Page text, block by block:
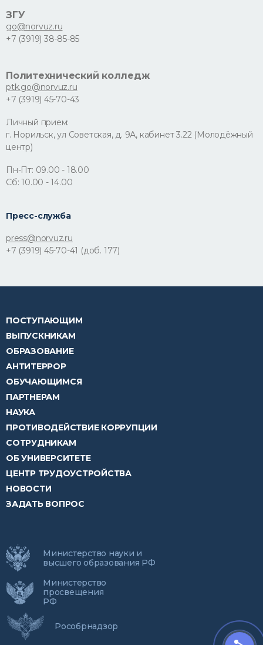
ЗГУ
go@norvuz.ru
+7 (3919) 38-85-85
Политехнический колледж
ptk.go@norvuz.ru
+7 (3919) 45-70-43
Личный прием:
г. Норильск, ул Советская, д. 9А, кабинет 3.22 (Молодёжный
центр)
Пн-Пт: 09.00 - 18.00
Сб: 10.00 - 14.00
Пресс-служба
press@norvuz.ru
+7 (3919) 45-70-41 (доб. 177)
ПОСТУПАЮЩИМ
ВЫПУСКНИКАМ
ОБРАЗОВАНИЕ
АНТИТЕРРОР
ОБУЧАЮЩИМСЯ
ПАРТНЕРАМ
НАУКА
ПРОТИВОДЕЙСТВИЕ КОРРУПЦИИ
СОТРУДНИКАМ
ОБ УНИВЕРСИТЕТЕ
ЦЕНТР ТРУДОУСТРОЙСТВА
НОВОСТИ
ЗАДАТЬ ВОПРОС
Министерство науки и
высшего образования РФ
Министерство
просвещения
РФ
Рособрнадзор